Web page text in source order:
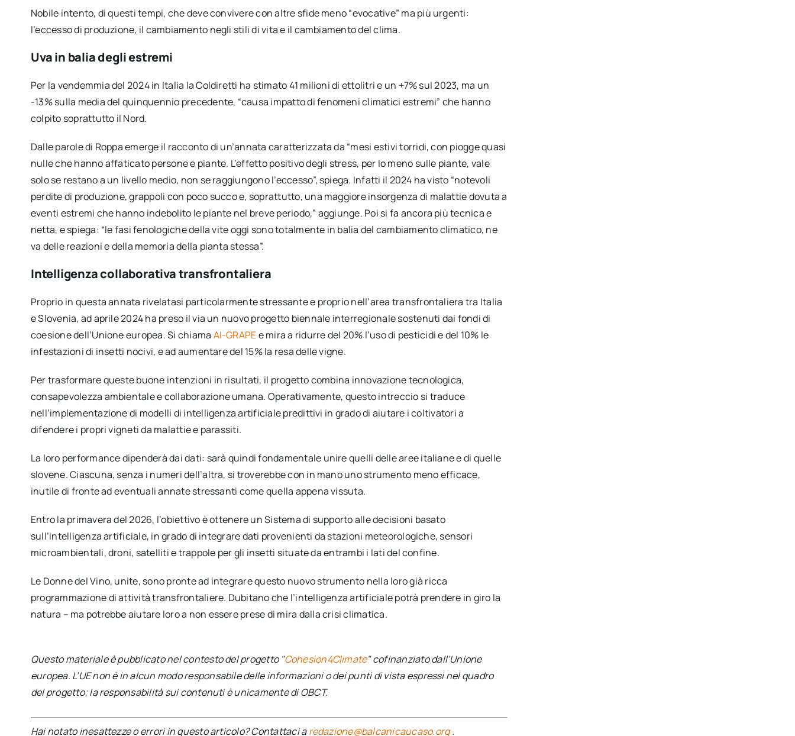
Nobile intento, di questi tempi, che deve convivere con altre sfide meno “evocative” ma più urgenti:
l’eccesso di produzione, il cambiamento negli stili di vita e il cambiamento del clima.
Uva in balia degli estremi
Per la vendemmia del 2024 in Italia la Coldiretti ha stimato 41 milioni di ettolitri e un +7% sul 2023, ma un
-13% sulla media del quinquennio precedente, “causa impatto di fenomeni climatici estremi” che hanno
colpito soprattutto il Nord.
Dalle parole di Roppa emerge il racconto di un’annata caratterizzata da “mesi estivi torridi, con piogge quasi
nulle che hanno affaticato persone e piante. L’effetto positivo degli stress, per lo meno sulle piante, vale
solo se restano a un livello medio, non se raggiungono l’eccesso”, spiega. Infatti il 2024 ha visto “notevoli
perdite di produzione, grappoli con poco succo e, soprattutto, una maggiore insorgenza di malattie dovuta a
eventi estremi che hanno indebolito le piante nel breve periodo,” aggiunge. Poi si fa ancora più tecnica e
netta, e spiega: “le fasi fenologiche della vite oggi sono totalmente in balia del cambiamento climatico, ne
va delle reazioni e della memoria della pianta stessa”.
Intelligenza collaborativa transfrontaliera
Proprio in questa annata rivelatasi particolarmente stressante e proprio nell’area transfrontaliera tra Italia
e Slovenia, ad aprile 2024 ha preso il via un nuovo progetto biennale interregionale sostenuti dai fondi di
coesione dell’Unione europea. Si chiama AI-GRAPEe mira a ridurre del 20% l’uso di pesticidi e del 10% le
infestazioni di insetti nocivi, e ad aumentare del 15% la resa delle vigne.
Per trasformare queste buone intenzioni in risultati, il progetto combina innovazione tecnologica,
consapevolezza ambientale e collaborazione umana. Operativamente, questo intreccio si traduce
nell’implementazione di modelli di intelligenza artificiale predittivi in grado di aiutare i coltivatori a
difendere i propri vigneti da malattie e parassiti.
La loro performance dipenderà dai dati: sarà quindi fondamentale unire quelli delle aree italiane e di quelle
slovene. Ciascuna, senza i numeri dell’altra, si troverebbe con in mano uno strumento meno efficace,
inutile di fronte ad eventuali annate stressanti come quella appena vissuta.
Entro la primavera del 2026, l’obiettivo è ottenere un Sistema di supporto alle decisioni basato
sull’intelligenza artificiale, in grado di integrare dati provenienti da stazioni meteorologiche, sensori
microambientali, droni, satelliti e trappole per gli insetti situate da entrambi i lati del confine.
Le Donne del Vino, unite, sono pronte ad integrare questo nuovo strumento nella loro già ricca
programmazione di attività transfrontaliere. Dubitano che l’intelligenza artificiale potrà prendere in giro la
natura – ma potrebbe aiutare loro a non essere prese di mira dalla crisi climatica.
Questo materiale è pubblicato nel contesto del progetto "Cohesion4Climate" cofinanziato dall’Unione
europea. L’UE non è in alcun modo responsabile delle informazioni o dei punti di vista espressi nel quadro
del progetto; la responsabilità sui contenuti è unicamente di OBCT.
Hai notato inesattezze o errori in questo articolo? Contattaci aredazione@balcanicaucaso.org.